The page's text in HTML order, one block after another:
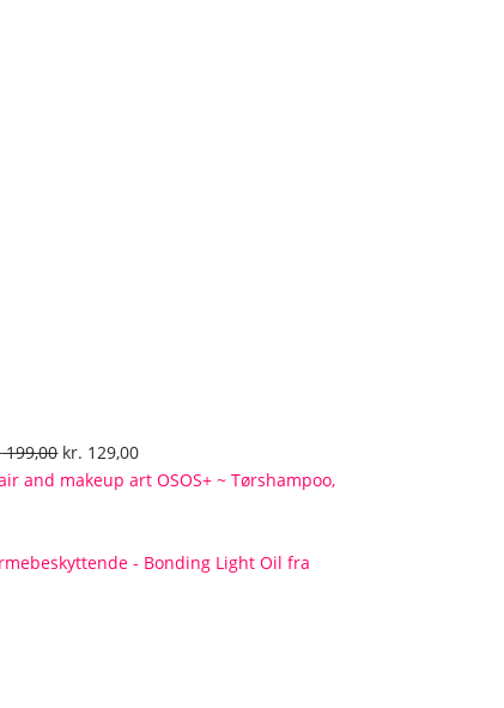
199,00 Den
oprindelige
kr. 199,00.
kr. 129,00Den
aktuelle
kr. 129,00.
OSOS+ ~ Tørshampoo,
- Bonding Light Oil fra